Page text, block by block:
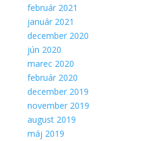
február 2021
január 2021
december 2020
jún 2020
marec 2020
február 2020
december 2019
november 2019
august 2019
máj 2019